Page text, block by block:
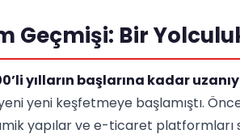
Geçmişi: Bir
yılların başlarına kadar
yeni keşfetmeye başlamıştı.
yapılar ve e-ticaret platformları